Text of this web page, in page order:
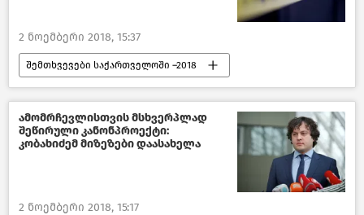
2 ნოემბერი 2018, 15:37
შემთხვევები საქართველოში –2018
შემთხვევები საქართველო
ამომრჩევლისთვის მსხვერპლად
შეწირული კანონპროექტი:
კობახიძემ მიზეზები დაასახელა
2 ნოემბერი 2018, 15:17